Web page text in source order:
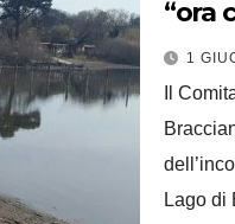
“ora
1
Il
Lago di